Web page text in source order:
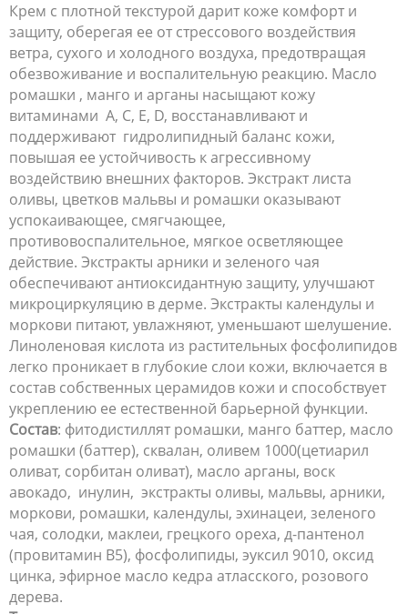
Крем с плотной текстурой дарит коже комфорт и
защиту, оберегая ее от стрессового воздействия
ветра, сухого и холодного воздуха, предотвращая
обезвоживание и воспалительную реакцию. Масло
ромашки , манго и арганы насыщают кожу
витаминами А, С, Е, D, восстанавливают и
поддерживают гидролипидный баланс кожи,
повышая ее устойчивость к агрессивному
воздействию внешних факторов. Экстракт листа
оливы, цветков мальвы и ромашки оказывают
успокаивающее, смягчающее,
противовоспалительное, мягкое осветляющее
действие. Экстракты арники и зеленого чая
обеспечивают антиоксидантную защиту, улучшают
микроциркуляцию в дерме. Экстракты календулы и
моркови питают, увлажняют, уменьшают шелушение.
Линоленовая кислота из растительных фосфолипидов
легко проникает в глубокие слои кожи, включается в
состав собственных церамидов кожи и способствует
укреплению ее естественной барьерной функции.
Состав: фитодистиллят ромашки, манго баттер, масло
ромашки (баттер), сквалан, оливем 1000(цетиарил
оливат, сорбитан оливат), масло арганы, воск
авокадо, инулин, экстракты оливы, мальвы, арники,
моркови, ромашки, календулы, эхинацеи, зеленого
чая, солодки, маклеи, грецкого ореха, д-пантенол
(провитамин В5), фосфолипиды, эуксил 9010, оксид
цинка, эфирное масло кедра атласского, розового
дерева.